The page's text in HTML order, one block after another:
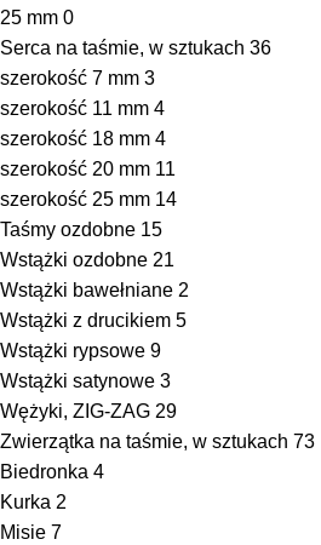
25 mm 0
Serca na taśmie, w sztukach 36
szerokość 7 mm 3
szerokość 11 mm 4
szerokość 18 mm 4
szerokość 20 mm 11
szerokość 25 mm 14
Taśmy ozdobne 15
Wstążki ozdobne 21
Wstążki bawełniane 2
Wstążki z drucikiem 5
Wstążki rypsowe 9
Wstążki satynowe 3
Wężyki, ZIG-ZAG 29
Zwierzątka na taśmie, w sztukach 73
Biedronka 4
Kurka 2
Misie 7